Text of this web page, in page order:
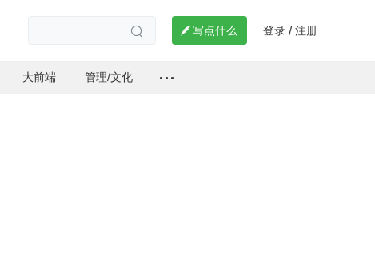
  写点什么 登录 / 注册
大前端 管理/文化